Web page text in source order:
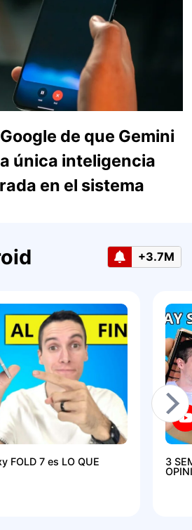
de que Gemini
única inteligencia
en el sistema
+3.7M
FOLD 7 es LO QUE
3